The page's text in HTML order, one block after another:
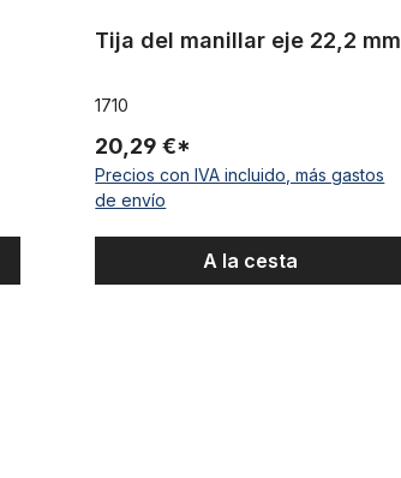
Tija del manillar eje 22,2 mm
1710
20,29 €*
Precios con IVA incluido, más gastos
de envío
A la cesta